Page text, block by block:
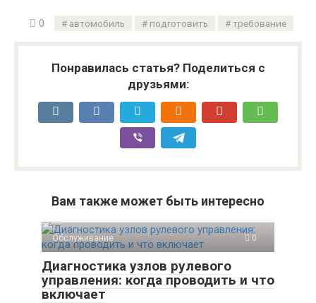
0 автомобиль подготовить требование
Понравилась статья? Поделиться с
друзьями:
Вам также может быть интересно
Обслуживание 0
Диагностика узлов рулевого
управления: когда проводить и что
включает